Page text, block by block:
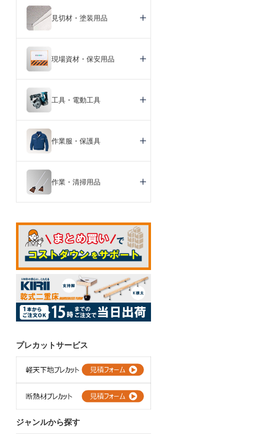
見切材・塗装用品
現場資材・保安用品
工具・電動工具
作業服・保護具
作業・清掃用品
プレカットサービス
ジャンルから探す